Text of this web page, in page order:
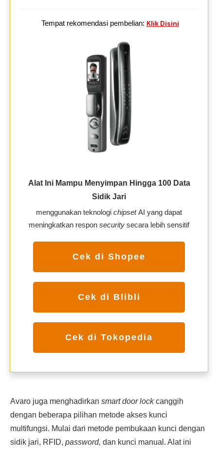
Tempat rekomendasi pembelian: Klik Disini
Alat Ini Mampu Menyimpan Hingga 100 Data
Sidik Jari
menggunakan teknologi chipsetAI yang dapat
meningkatkan respon security secara lebih sensitif
Cek di Shopee
Cek di Blibli
Cek di Tokopedia
Avaro juga menghadirkan smart door lockcanggih
dengan beberapa pilihan metode akses kunci
multifungsi. Mulai dari metode pembukaan kunci dengan
sidik jari, RFID, password, dan kunci manual. Alat ini